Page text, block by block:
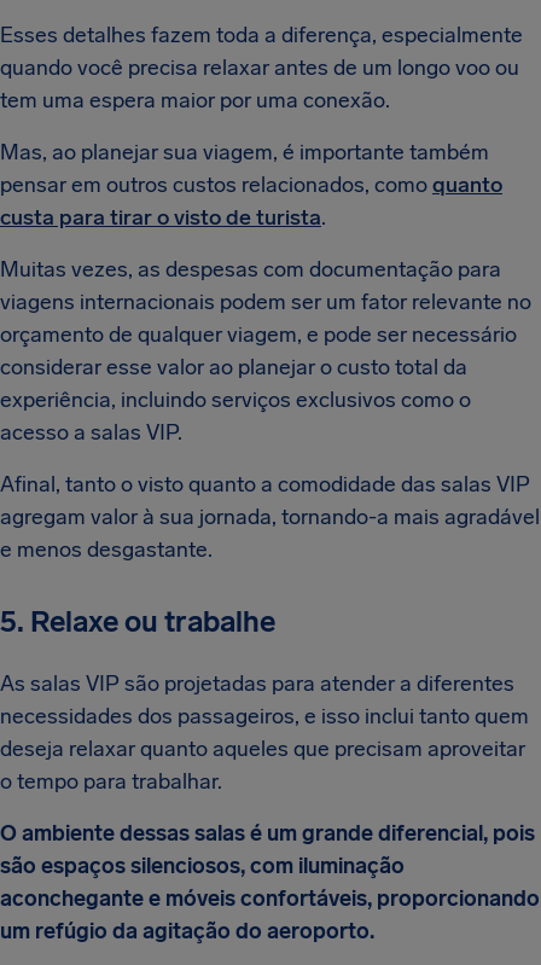
Esses detalhes fazem toda a diferença, especialmente
quando você precisa relaxar antes de um longo voo ou
tem uma espera maior por uma conexão.
Mas, ao planejar sua viagem, é importante também
pensar em outros custos relacionados, comoquanto
custa para tirar o visto de turista.
Muitas vezes, as despesas com documentação para
viagens internacionais podem ser um fator relevante no
orçamento de qualquer viagem, e pode ser necessário
considerar esse valor ao planejar o custo total da
experiência, incluindo serviços exclusivos como o
acesso a salas VIP.
Afinal, tanto o visto quanto a comodidade das salas VIP
agregam valor à sua jornada, tornando-a mais agradável
e menos desgastante.
5. Relaxe ou trabalhe
As salas VIP são projetadas para atender a diferentes
necessidades dos passageiros, e isso inclui tanto quem
deseja relaxar quanto aqueles que precisam aproveitar
o tempo para trabalhar.
O ambiente dessas salas é um grande diferencial, pois
são espaços silenciosos, com iluminação
aconchegante e móveis confortáveis, proporcionando
um refúgio da agitação do aeroporto.